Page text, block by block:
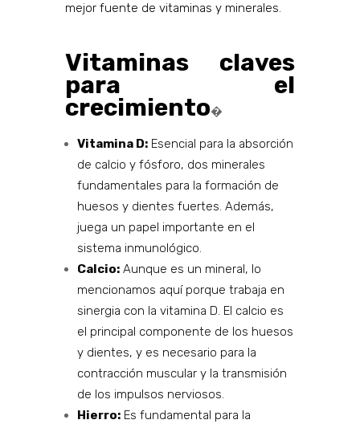
mejor fuente de vitaminas y minerales.
Vitaminas claves
para el
crecimiento�
Vitamina D:Esencial para la absorción
de calcio y fósforo, dos minerales
fundamentales para la formación de
huesos y dientes fuertes. Además,
juega un papel importante en el
sistema inmunológico.
Calcio:Aunque es un mineral, lo
mencionamos aquí porque trabaja en
sinergia con la vitamina D. El calcio es
el principal componente de los huesos
y dientes, y es necesario para la
contracción muscular y la transmisión
de los impulsos nerviosos.
Hierro:Es fundamental para la